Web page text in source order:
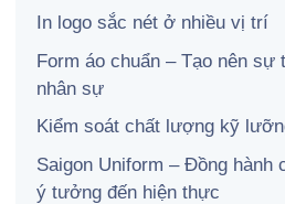
In logo sắc nét ở nhiều vị trí
Form áo chuẩn – Tạo nên sự
nhân sự
Kiểm soát chất lượng kỹ
Saigon Uniform – Đồng hành
ý tưởng đến hiện thực